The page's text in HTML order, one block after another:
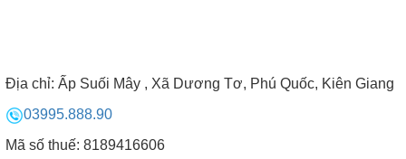
Địa chỉ: Ấp Suối Mây , Xã Dương Tơ, Phú Quốc, Kiên Giang
03995.888.90
Mã số thuế: 8189416606